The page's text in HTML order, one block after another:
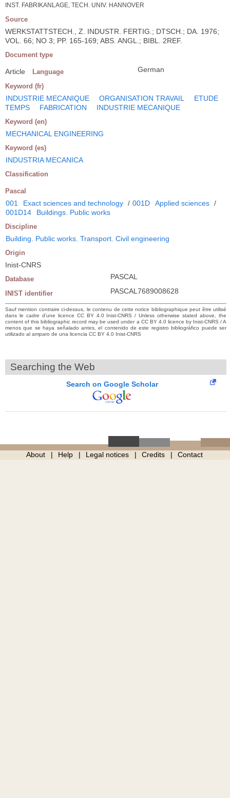
INST. FABRIKANLAGE, TECH. UNIV. HANNOVER
Source
WERKSTATTSTECH., Z. INDUSTR. FERTIG.; DTSCH.; DA. 1976;
VOL. 66; NO 3; PP. 165-169; ABS. ANGL.; BIBL. 2REF.
Document type
Article Language German
Keyword (fr)
INDUSTRIE MECANIQUE ORGANISATION TRAVAIL
ETUDE
TEMPS
FABRICATION INDUSTRIE MECANIQUE
Keyword (en)
MECHANICAL ENGINEERING
Keyword (es)
INDUSTRIA MECANICA
Classification
Pascal
001 Exact sciences and technology / 001D Applied sciences /
001D14
Buildings. Public works
Discipline
Building. Public works. Transport. Civil engineering
Origin
Inist-CNRS
Database PASCAL
INIST identifier PASCAL7689008628
Sauf mention contraire ci-dessus, le contenu de cette notice bibliographique peut être utilisé
dans le cadre d’une licence CC BY 4.0 Inist-CNRS / Unless otherwise stated above, the
content of this bibliographic record may be used under a CC BY 4.0 licence by Inist-CNRS / A
menos que se haya señalado antes, el contenido de este registro bibliográfico puede ser
utilizado al amparo de una licencia CC BY 4.0 Inist-CNRS
Searching the Web
Search on Google Scholar
About Help Legal notices Credits Contact